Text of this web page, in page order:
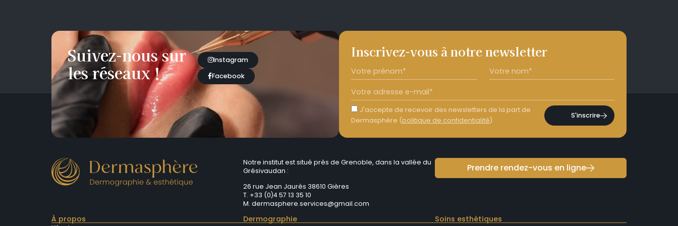
Suivez-nous sur
les réseaux !
Instagram
Facebook
Inscrivez-vous à notre newsletter
J'accepte de recevoir des newsletters de la part de
Dermasphère (politique de confidentialité)
S'inscrire
Notre institut est situé près de Grenoble, dans la vallée du
Grésivaudan :
26 rue Jean Jaurès 38610 Gières
T. +33 (0)4 57 13 35 10
M. dermasphere.services@gmail.com
Prendre rendez-vous en ligne
À propos Dermographie Soins esthétiques